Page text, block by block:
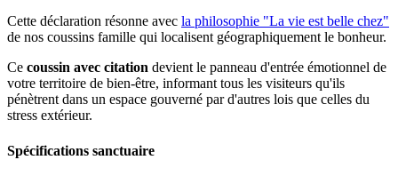
Cette déclaration résonne avec la philosophie "La vie est belle chez"
de nos coussins famille qui localisent géographiquement le bonheur.
Ce coussin avec citation devient le panneau d'entrée émotionnel de
votre territoire de bien-être, informant tous les visiteurs qu'ils
pénètrent dans un espace gouverné par d'autres lois que celles du
stress extérieur.
Spécifications sanctuaire